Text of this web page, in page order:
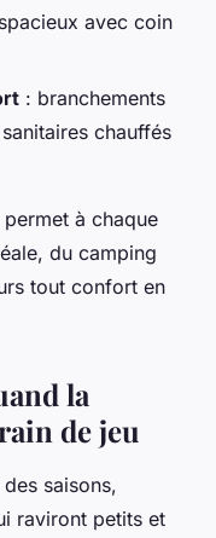
avec coin
: branchements
chauffés
à chaque
du camping
tout confort en
la
de jeu
saisons,
raviront petits et